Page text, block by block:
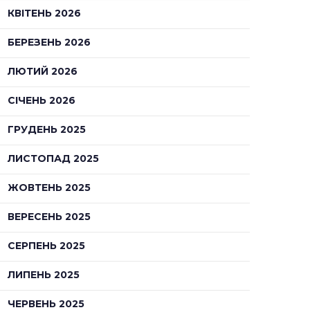
КВІТЕНЬ 2026
БЕРЕЗЕНЬ 2026
ЛЮТИЙ 2026
СІЧЕНЬ 2026
ГРУДЕНЬ 2025
ЛИСТОПАД 2025
ЖОВТЕНЬ 2025
ВЕРЕСЕНЬ 2025
СЕРПЕНЬ 2025
ЛИПЕНЬ 2025
ЧЕРВЕНЬ 2025